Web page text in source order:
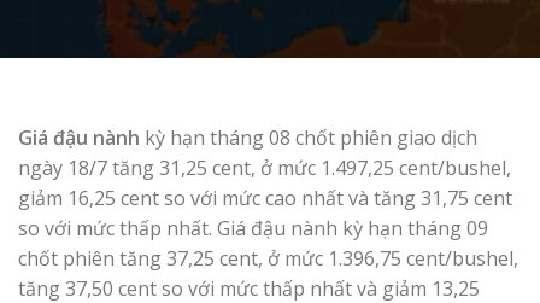
Giá đậu nành kỳ hạn tháng 08 chốt phiên giao dịch
ngày 18/7 tăng 31,25 cent, ở mức 1.497,25 cent/bushel,
giảm 16,25 cent so với mức cao nhất và tăng 31,75 cent
so với mức thấp nhất. Giá đậu nành kỳ hạn tháng 09
chốt phiên tăng 37,25 cent, ở mức 1.396,75 cent/bushel,
tăng 37,50 cent so với mức thấp nhất và giảm 13,25